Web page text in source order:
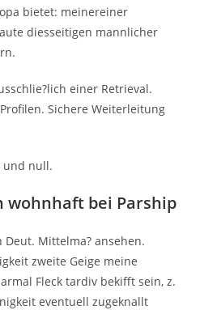
bietet: meinereiner
diesseitigen mannlicher
einer Retrieval.
Sichere Weiterleitung
und null.
wohnhaft bei Parship
Deut. Mittelma? ansehen.
zweite Geige meine
Fleck tardiv bekifft sein, z.
eventuell zugeknallt